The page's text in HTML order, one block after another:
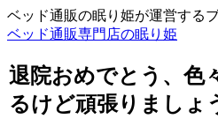
ベッド通販の眠り姫が運営するブ
ベッド通販専門店の眠り姫
退院おめでとう、色
るけど頑張りましょ